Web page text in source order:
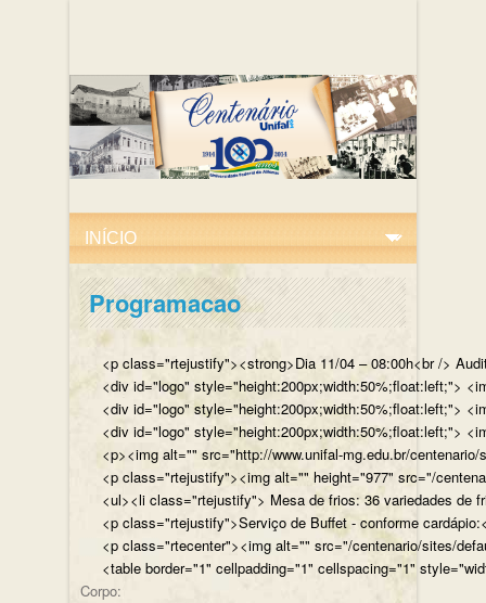
Programacao
<p class="rtejustify"><strong>Dia 11/04 – 08:00h<br />
<div id="logo" style="height:200px;width:50%;float:left;">
<div id="logo" style="height:200px;width:50%;float:left;">
<div id="logo" style="height:200px;width:50%;float:left;">
<p><img alt="" src="http://www.unifal-mg.edu.br/
<p class="rtejustify"><img alt="" height="977" src="/
<ul><li class="rtejustify"> Mesa de frios: 36 variedades de
<p class="rtejustify">Serviço de Buffet - conforme
<p class="rtecenter"><img alt="" src="/centenario/sites/
<table border="1" cellpadding="1" cellspacing="1"
Corpo: